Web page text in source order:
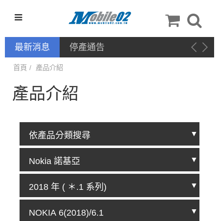
最新消息 停產通告
首頁 產品介紹
產品介紹